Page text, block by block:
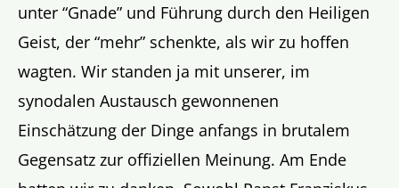
unter “Gnade” und Führung durch den Heiligen
Geist, der “mehr” schenkte, als wir zu hoffen
wagten. Wir standen ja mit unserer, im
synodalen Austausch gewonnenen
Einschätzung der Dinge anfangs in brutalem
Gegensatz zur offiziellen Meinung. Am Ende